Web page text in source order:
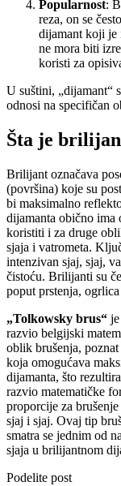
Popularnost:
reza, on se
dijamant koji je
ne mora biti
koristi za
U suštini, „dijamant“
odnosi na specifičan
Šta je
Brilijant označava
(površina) koje su
bi maksimalno
dijamanta obično
koristiti i za druge
sjaja i vatrometa.
intenzivan sjaj, sjaj,
čistoću. Brilijanti su
poput prstenja,
„Tolkowsky brus“
razvio belgijski
oblik brušenja,
koja omogućava
dijamanta, što
razvio matematičke
proporcije za
sjaj i sjaj. Ovaj tip
smatra se jednim od
sjaja u brilijantnom
Podelite post